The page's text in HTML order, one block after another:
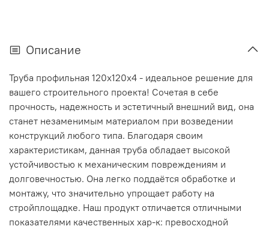
Описание
Труба профильная 120х120х4 - идеальное решение для
вашего строительного проекта! Сочетая в себе
прочность, надежность и эстетичный внешний вид, она
станет незаменимым материалом при возведении
конструкций любого типа. Благодаря своим
характеристикам, данная труба обладает высокой
устойчивостью к механическим повреждениям и
долговечностью. Она легко поддаётся обработке и
монтажу, что значительно упрощает работу на
стройплощадке. Наш продукт отличается отличными
показателями качественных хар-к: превосходной